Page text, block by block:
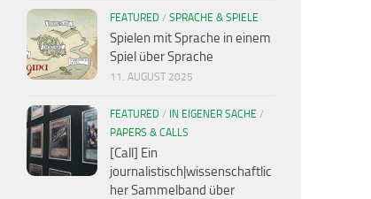
FEATURED / SPRACHE & SPIELE
Spielen mit Sprache in einem
Spiel über Sprache
11. AUGUST 2025
FEATURED / IN EIGENER SACHE /
PAPERS & CALLS
[Call] Ein
journalistisch|wissenschaftlic
her Sammelband über